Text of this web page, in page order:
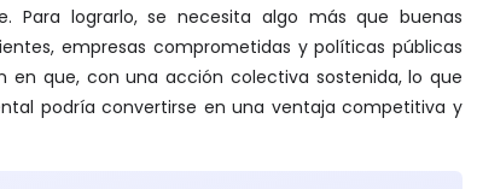
Para lograrlo, se necesita algo más que buenas
empresas comprometidas y políticas públicas
en que, con una acción colectiva sostenida, lo que
podría convertirse en una ventaja competitiva y